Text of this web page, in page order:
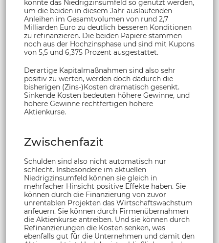
könnte das Niedrigzinsumfeld so genutzt werden,
um die beiden in diesem Jahr auslaufenden
Anleihen im Gesamtvolumen von rund 2,7
Milliarden Euro zu deutlich besseren Konditionen
zu refinanzieren. Die beiden Papiere stammen
noch aus der Hochzinsphase und sind mit Kupons
von 5,5 und 6,375 Prozent ausgestattet.
Derartige Kapitalmaßnahmen sind also sehr
positiv zu werten, werden doch dadurch die
bisherigen (Zins-)Kosten dramatisch gesenkt.
Sinkende Kosten bedeuten höhere Gewinne, und
höhere Gewinne rechtfertigen höhere
Aktienkurse.
Zwischenfazit
Schulden sind also nicht automatisch nur
schlecht. Insbesondere im aktuellen
Niedrigzinsumfeld können sie gleich in
mehrfacher Hinsicht positive Effekte haben. Sie
können durch die Finanzierung von zuvor
unrentablen Projekten das Wirtschaftswachstum
anfeuern. Sie können durch Firmenübernahmen
die Aktienkurse antreiben. Und sie können durch
Refinanzierungen die Kosten senken, was
ebenfalls gut für die Unternehmen und damit den